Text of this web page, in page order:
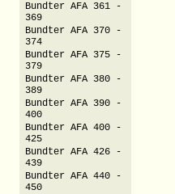
Bundter AFA 361 -
369
Bundter AFA 370 -
374
Bundter AFA 375 -
379
Bundter AFA 380 -
389
Bundter AFA 390 -
400
Bundter AFA 400 -
425
Bundter AFA 426 -
439
Bundter AFA 440 -
450